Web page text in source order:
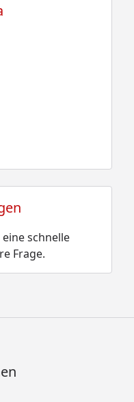
schnelle
Frage.